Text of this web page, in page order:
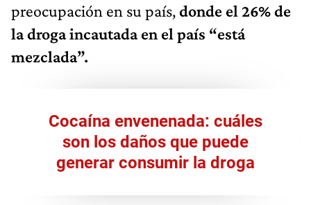
preocupación en su país,donde el 26% de
la droga incautada en el país “está
mezclada”.
Cocaína envenenada: cuáles
son los daños que puede
generar consumir la droga